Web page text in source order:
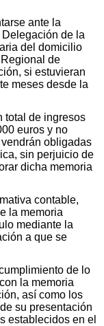
ante la
de la
del domicilio
de
si estuvieran
meses desde la
total de ingresos
euros y no
obligadas
sin perjuicio de
dicha memoria
contable,
la memoria
mediante la
a que se
de lo
la memoria
así como los
su presentación
establecidos en el